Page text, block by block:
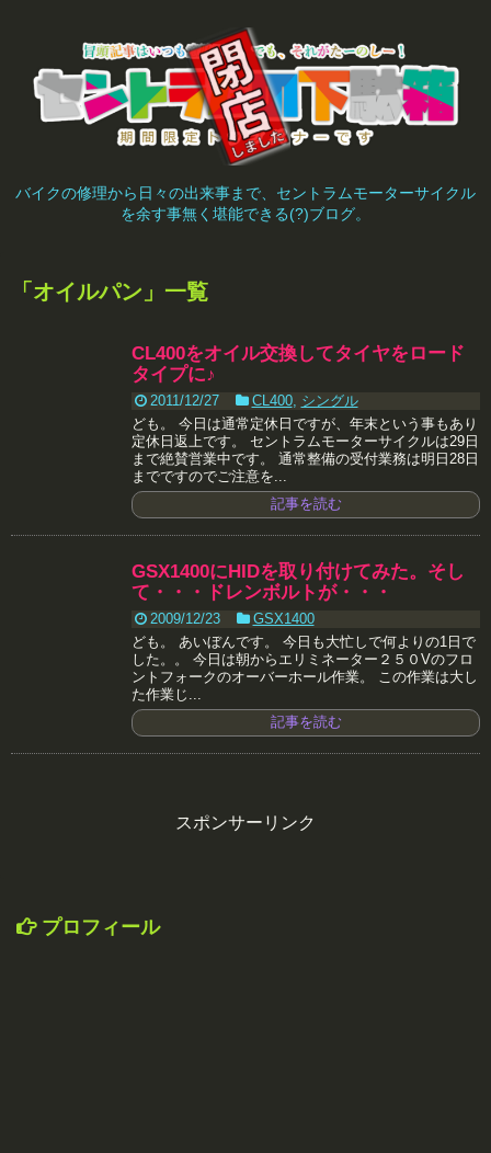
バイクの修理から日々の出来事まで、セントラムモーターサイクル
を余す事無く堪能できる(?)ブログ。
「 オイルパン 」 一覧
CL400をオイル交換してタイヤをロード
タイプに♪
2011/12/27 CL400, シングル
ども。 今日は通常定休日ですが、年末という事もあり
定休日返上です。 セントラムモーターサイクルは29日
まで絶賛営業中です。 通常整備の受付業務は明日28日
までですのでご注意を...
記事を読む
GSX1400にHIDを取り付けてみた。そし
て・・・ドレンボルトが・・・
2009/12/23
GSX1400
ども。 あいぼんです。 今日も大忙しで何よりの1日で
した。。 今日は朝からエリミネーター２５０Vのフロ
ントフォークのオーバーホール作業。 この作業は大し
た作業じ...
記事を読む
スポンサーリンク
プロフィール